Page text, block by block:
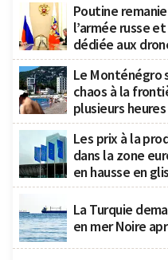
Poutine
l’armée russe
dédiée aux
Le Monténégro
chaos à la
plusieurs heures
Les prix à la
dans la zone
en hausse en
La Turquie
en mer Noire